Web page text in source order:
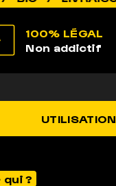
100% LÉGAL
Non addictif
UTILISATION
?